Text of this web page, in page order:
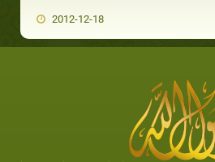
2012-12-18